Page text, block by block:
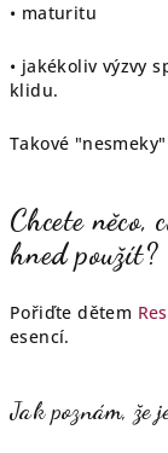
• maturitu
• jakékoliv výzvy
klidu.
Takové
Chcete něco,
hned použít?
Pořiďte dětem
esencí.
Jak poznám, že